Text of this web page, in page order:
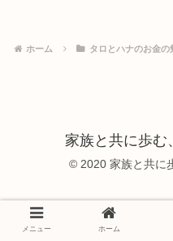
ホーム タロとハナのお金の
家族と共に歩む
© 2020 家族と共に
メニュー ホーム